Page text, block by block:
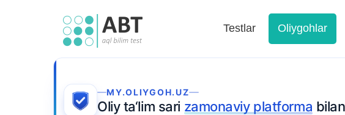
Testlar Oliygohlar
MY.OLIYGOH.UZ
Oliy ta‘lim sari zamonaviy platforma